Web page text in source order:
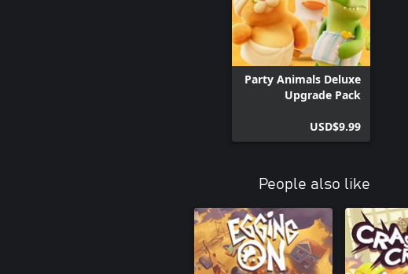
Party Animals Deluxe
Upgrade Pack
USD$9.99
People also like